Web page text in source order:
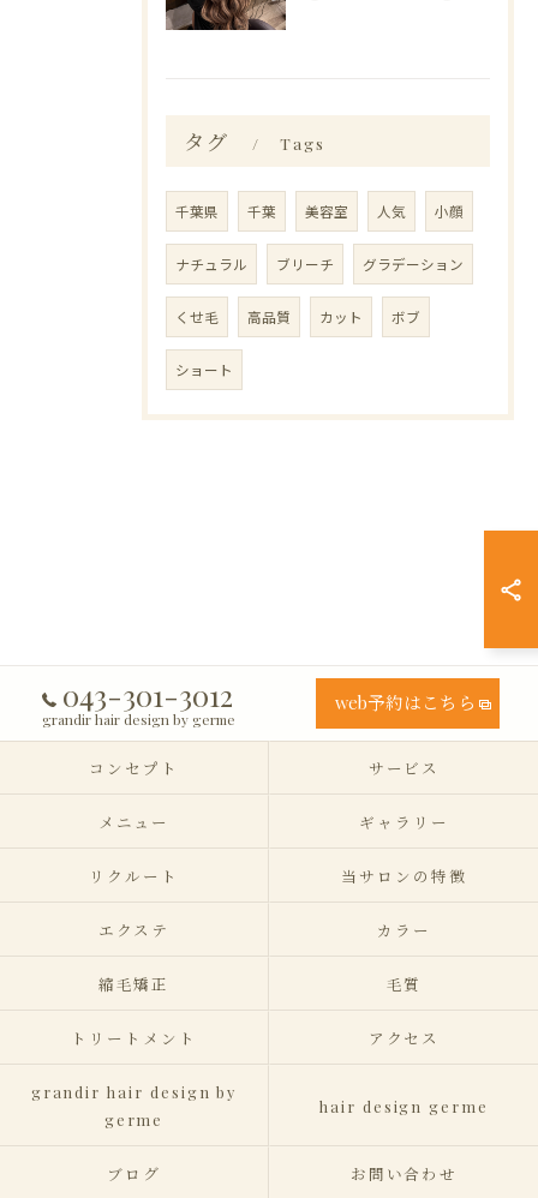
タグ Tags
千葉県 千葉 美容室 人気 小顔
ナチュラル ブリーチ グラデーション
くせ毛 高品質 カット ボブ
ショート
043-301-3012
grandir hair design by germe
web予約はこちら
コンセプト サービス
メニュー ギャラリー
リクルート 当サロンの特徴
エクステ カラー
縮毛矯正 毛質
トリートメント アクセス
grandir hair design by
germe
hair design germe
ブログ お問い合わせ